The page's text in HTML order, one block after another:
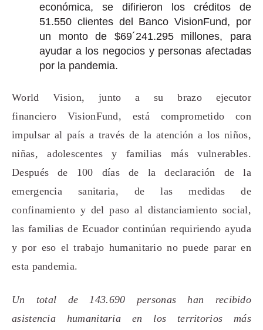
económica, se difirieron los créditos de
51.550 clientes del Banco VisionFund, por
un monto de $69´241.295 millones, para
ayudar a los negocios y personas afectadas
por la pandemia.
World Vision, junto a su brazo ejecutor
financiero VisionFund, está comprometido con
impulsar al país a través de la atención a los niños,
niñas, adolescentes y familias más vulnerables.
Después de 100 días de la declaración de la
emergencia sanitaria, de las medidas de
confinamiento y del paso al distanciamiento social,
las familiasde Ecuador continúan requiriendo ayuda
y por eso el trabajo humanitario no puede parar en
esta pandemia.
Un total de 143.690 personas han recibido
asistencia humanitaria en los territorios más